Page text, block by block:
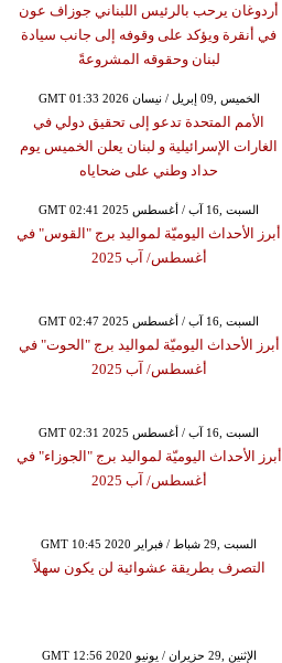
أردوغان يرحب بالرئيس اللبناني جوزاف عون
في أنقرة ويؤكد على وقوفه إلى جانب سيادة
لبنان وحقوقه المشروعةً
GMT 01:33 2026 الخميس ,09 إبريل / نيسان
الأمم المتحدة تدعو إلى تحقيق دولي في
الغارات الإسرائيلية و لبنان يعلن الخميس يوم
حداد وطني على ضحاياه
GMT 02:41 2025 السبت ,16 آب / أغسطس
أبرز الأحداث اليوميّة لمواليد برج "القوس" في
أغسطس/ آب 2025
GMT 02:47 2025 السبت ,16 آب / أغسطس
أبرز الأحداث اليوميّة لمواليد برج "الحوت" في
أغسطس/ آب 2025
GMT 02:31 2025 السبت ,16 آب / أغسطس
أبرز الأحداث اليوميّة لمواليد برج "الجوزاء" في
أغسطس/ آب 2025
GMT 10:45 2020 السبت ,29 شباط / فبراير
التصرف بطريقة عشوائية لن يكون سهلاً
GMT 12:56 2020 الإثنين ,29 حزيران / يونيو